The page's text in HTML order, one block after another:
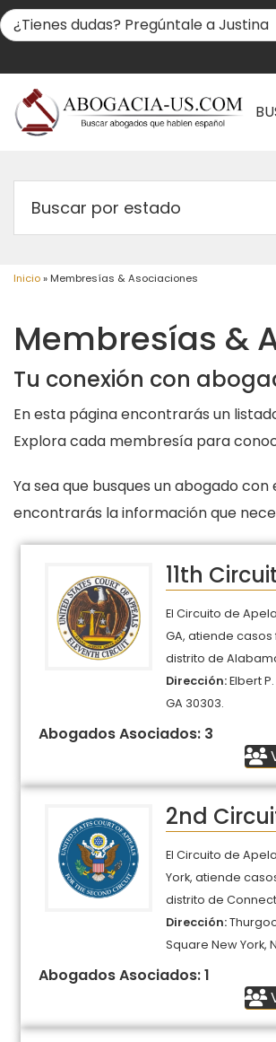
Inicio» Membresías & Asociaciones
Membresías &
Tu conexión con
En esta página encontrarás un
Explora cada membresía para
Ya sea que busques un abogado
encontrarás la información que
11th
El Circuito de
GA, atiende
distrito de
Dirección:Elbert
GA 30303.
Abogados Asociados: 3
2nd
El Circuito de
York, atiende
distrito de
Dirección:
Square New York,
Abogados Asociados: 1